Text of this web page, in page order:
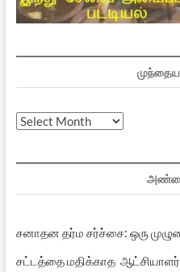
முந்தைய
முந்தைய
சனாதன தர்ம சர்ச்சை: ஒரு
சட்டத்தை மதிக்காத